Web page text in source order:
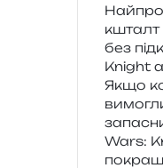
кшталт
без
Knight
Якщо
Wars: